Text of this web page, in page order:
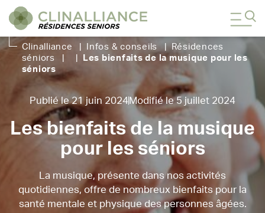
Clinalliance Infos & conseils
Résidences
séniors
Les bienfaits de la musique pour les
séniors
Publié le 21 juin 2024Modifié le 5 juillet 2024
Les bienfaits de la musique
pour les séniors
La musique, présente dans nos activités
quotidiennes, offre de nombreux bienfaits pour la
santé mentale et physique des personnes âgées.